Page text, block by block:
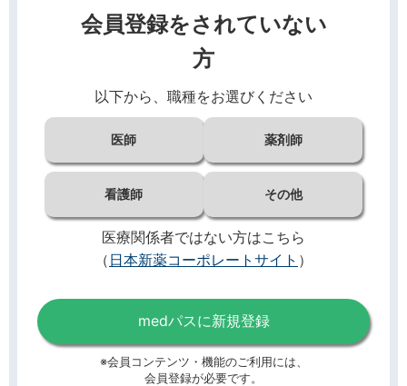
会員登録をされていない
方
以下から、職種をお選びください
医師 薬剤師
看護師 その他
医療関係者ではない方はこちら
（ 日本新薬コーポレートサイト ）
medパスに新規登録
※会員コンテンツ・機能のご利用には、
会員登録が必要です。